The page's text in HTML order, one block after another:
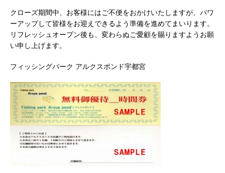
クローズ期間中、お客様にはご不便をおかけいたしますが、パワ
ーアップして皆様をお迎えできるよう準備を進めてまいります。
リフレッシュオープン後も、変わらぬご愛顧を賜りますようお願
い申し上げます。
フィッシングパーク アルクスポンド宇都宮